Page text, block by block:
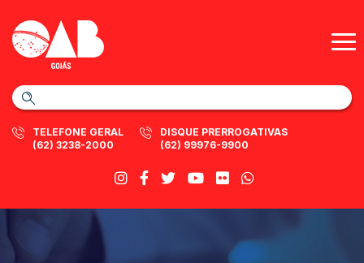
TELEFONE GERAL
(62) 3238-2000
DISQUE PRERROGATIVAS
(62) 99976-9900